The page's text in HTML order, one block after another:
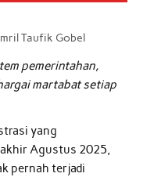
Taufik Gobel
pemerintahan,
martabat setiap
yang
Agustus 2025,
pernah terjadi